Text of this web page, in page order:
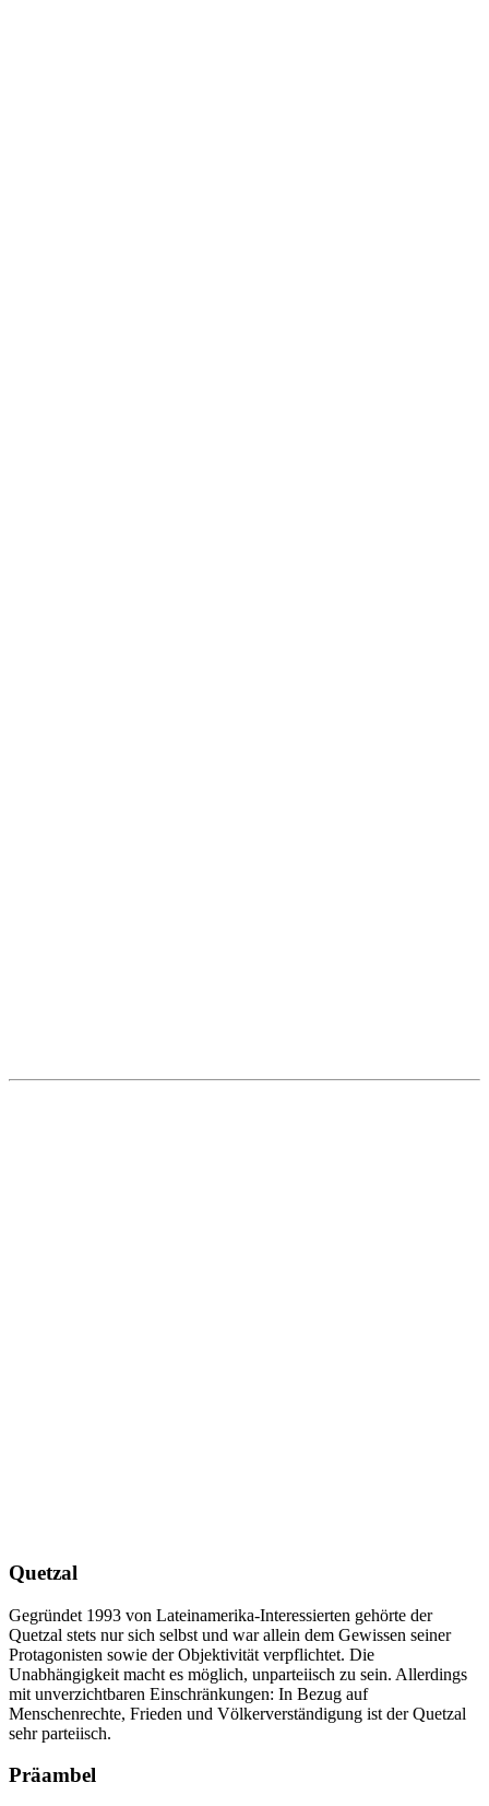
Quetzal
Gegründet 1993 von Lateinamerika-Interessierten gehörte der
Quetzal stets nur sich selbst und war allein dem Gewissen seiner
Protagonisten sowie der Objektivität verpflichtet. Die
Unabhängigkeit macht es möglich, unparteiisch zu sein. Allerdings
mit unverzichtbaren Einschränkungen: In Bezug auf
Menschenrechte, Frieden und Völkerverständigung ist der Quetzal
sehr parteiisch.
Präambel